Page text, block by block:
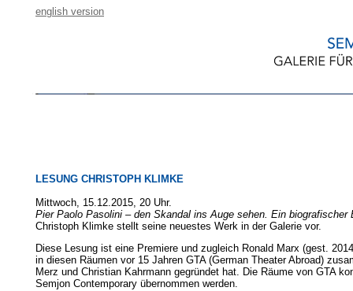
english version
LESUNG CHRISTOPH KLIMKE
Mittwoch, 15.12.2015, 20 Uhr.
Pier Paolo Pasolini – den Skandal ins Auge sehen. Ein biografischer
Christoph Klimke stellt seine neuestes Werk in der Galerie vor.
Diese Lesung ist eine Premiere und zugleich Ronald Marx (gest.
in diesen Räumen vor 15 Jahren GTA (German Theater Abroad)
Merz und Christian Kahrmann gegründet hat. Die Räume von GTA
Semjon Contemporary übernommen werden.